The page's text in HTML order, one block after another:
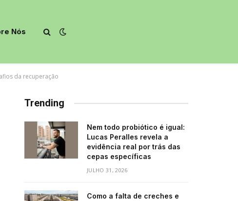
Nós
da recuperação
Trending
Nem todo probiótico é igual:
Lucas Peralles revela a
evidência real por trás das
cepas específicas
JULHO 31, 2026
Como a falta de creches e